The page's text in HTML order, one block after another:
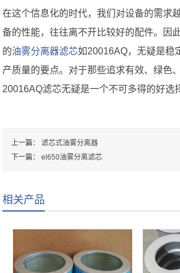
在这个信息化的时代，我们对设备的需求
备的性能，往往离不开比较好的配件。因
的油雾分离器滤芯如20016AQ，无疑是稳
产质量的要点。对于那些追求有效、绿色
20016AQ滤芯无疑是一个不可多得的好选
上一篇：滤芯式油雾分离器
下一篇：el650油雾分离滤芯
相关产品